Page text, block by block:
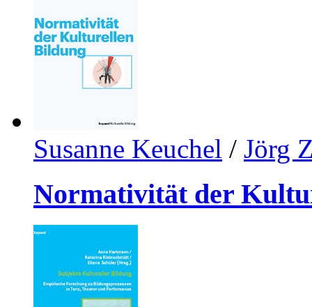
Susanne Keuchel / Jörg
Normativität der